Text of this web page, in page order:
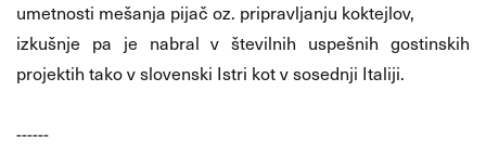
umetnosti mešanja pijač oz. pripravljanju koktejlov,
izkušnje pa je nabral v številnih uspešnih gostinskih
projektih tako v slovenski Istri kot v sosednji Italiji.
------